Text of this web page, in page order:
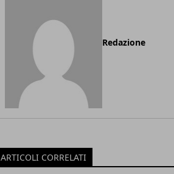
Redazione
ARTICOLI CORRELATI